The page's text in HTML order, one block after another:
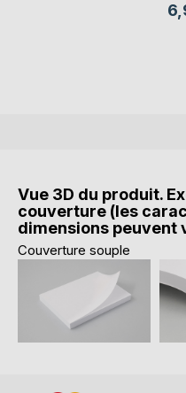
Vue 3D du produit.
couverture (les
dimensions peuvent
Couverture souple